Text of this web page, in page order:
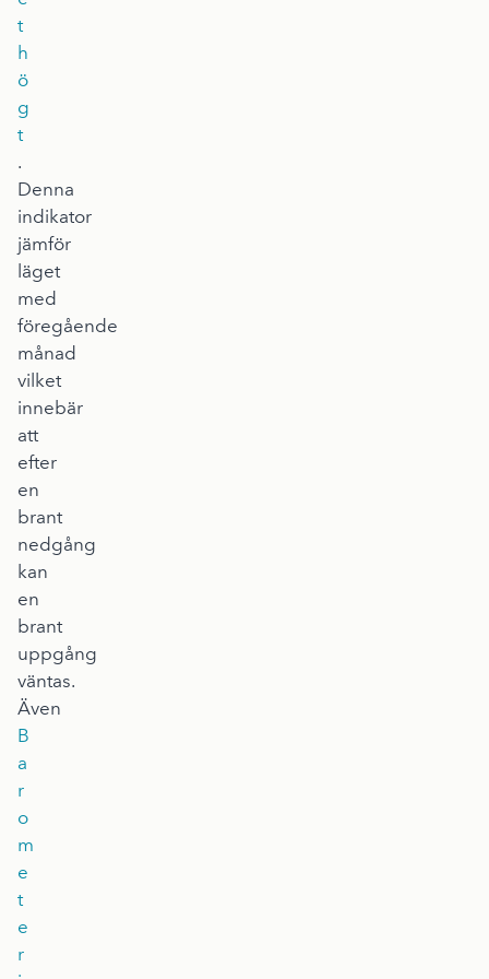
t
h
ö
g
t
.
Denna
indikator
jämför
läget
med
föregående
månad
vilket
innebär
att
efter
en
brant
nedgång
kan
en
brant
uppgång
väntas.
Även
B
a
r
o
m
e
t
e
r